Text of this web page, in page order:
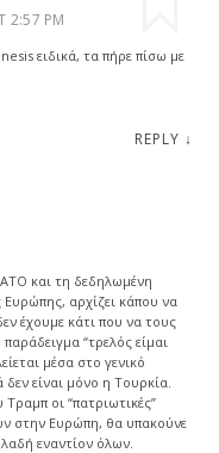
2:57 PM
ειδικά, τα πήρε πίσω με
REPLY ↓
και τη δεδηλωμένη
αρχίζει κάπου να
έχουμε κάτι που να τους
“τρελός είμαι
μέσα στο γενικό
είναι μόνο η Τουρκία.
οι “πατριωτικές”
στην Ευρώπη, θα υπακούνε
εναντίον όλων.